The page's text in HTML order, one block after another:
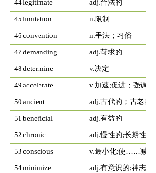
44legitimate adj.合法的
45limitation n.限制
46convention n.手法；习俗
47demanding adj.苛求的
48determine v.决定
49accelerate v.加速;促进；强调
50ancient adj.古代的；古老的
51 beneficial adj.有益的
52chronic adj.慢性的;长期性的
53conscious v.最小化;使……减到
54minimize adj.有意识的;神志清